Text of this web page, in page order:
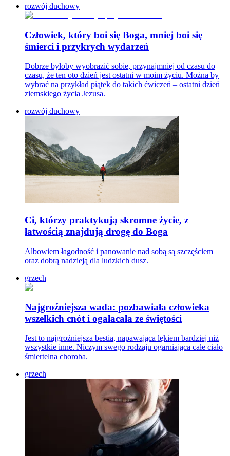
rozwój duchowy
Człowiek, który boi się Boga, mniej boi się
śmierci i przykrych wydarzeń
Dobrze byłoby wyobrazić sobie, przynajmniej od czasu do
czasu, że ten oto dzień jest ostatni w moim życiu. Można by
wybrać na przykład piątek do takich ćwiczeń – ostatni dzień
ziemskiego życia Jezusa.
rozwój duchowy
Ci, którzy praktykują skromne życie, z
łatwością znajdują drogę do Boga
Albowiem łagodność i panowanie nad sobą są szczęściem
oraz dobrą nadzieją dla ludzkich dusz.
grzech
Najgroźniejsza wada: pozbawiała człowieka
wszelkich cnót i ogałacała ze świętości
Jest to najgroźniejsza bestia, napawająca lękiem bardziej niż
wszystkie inne. Niczym swego rodzaju ogarniająca całe ciało
śmiertelna choroba.
grzech